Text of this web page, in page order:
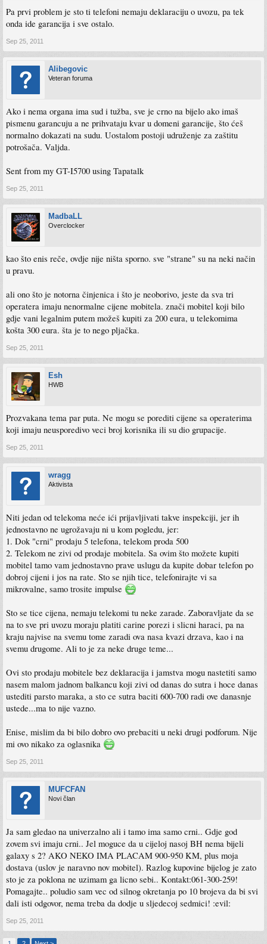
Pa prvi problem je sto ti telefoni nemaju deklaraciju o uvozu, pa tek
onda ide garancija i sve ostalo.
Sep 25, 2011
Alibegovic
Veteran foruma
Ako i nema organa ima sud i tužba, sve je crno na bijelo ako imaš
pismenu garancuju a ne prihvataju kvar u domeni garancije, što ćeš
normalno dokazati na sudu. Uostalom postoji udruženje za zaštitu
potrošača. Valjda.
Sent from my GT-I5700 using Tapatalk
Sep 25, 2011
MadbaLL
Overclocker
kao što enis reče, ovdje nije ništa sporno. sve "strane" su na neki način
u pravu.
ali ono što je notorna činjenica i što je neoborivo, jeste da sva tri
operatera imaju nenormalne cijene mobitela. znači mobitel koji bilo
gdje vani legalnim putem možeš kupiti za 200 eura, u telekomima
košta 300 eura. šta je to nego pljačka.
Sep 25, 2011
Esh
HWB
Prozvakana tema par puta. Ne mogu se porediti cijene sa operaterima
koji imaju neusporedivo veci broj korisnika ili su dio grupacije.
Sep 25, 2011
wragg
Aktivista
Niti jedan od telekoma neće ići prijavljivati takve inspekciji, jer ih
jednostavno ne ugrožavaju ni u kom pogledu, jer:
1. Dok "crni" prodaju 5 telefona, telekom proda 500
2. Telekom ne zivi od prodaje mobitela. Sa ovim što možete kupiti
mobitel tamo vam jednostavno prave uslugu da kupite dobar telefon po
dobroj cijeni i jos na rate. Sto se njih tice, telefonirajte vi sa
mikrovalne, samo trosite impulse
Sto se tice cijena, nemaju telekomi tu neke zarade. Zaboravljate da se
na to sve pri uvozu moraju platiti carine porezi i slicni haraci, pa na
kraju najvise na svemu tome zaradi ova nasa kvazi drzava, kao i na
svemu drugome. Ali to je za neke druge teme...
Ovi sto prodaju mobitele bez deklaracija i jamstva mogu nastetiti samo
nasem malom jadnom balkancu koji zivi od danas do sutra i hoce danas
ustediti parsto maraka, a sto ce sutra baciti 600-700 radi ove danasnje
ustede...ma to nije vazno.
Enise, mislim da bi bilo dobro ovo prebaciti u neki drugi podforum. Nije
mi ovo nikako za oglasnika
Sep 25, 2011
MUFCFAN
Novi član
Ja sam gledao na univerzalno ali i tamo ima samo crni.. Gdje god
zovem svi imaju crni.. Jel moguce da u cijeloj nasoj BH nema bijeli
galaxy s 2? AKO NEKO IMA PLACAM 900-950 KM, plus moja
dostava (uslov je naravno nov mobitel). Razlog kupovine bijelog je zato
sto je za poklona ne uzimam ga licno sebi.. Kontakt:061-300-259!
Pomagajte.. poludio sam vec od silnog okretanja po 10 brojeva da bi svi
dali isti odgovor, nema treba da dodje u sljedecoj sedmici! :evil:
Sep 25, 2011